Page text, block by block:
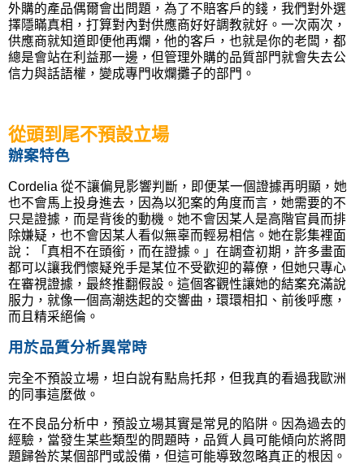
外購的產品偶爾會出問題，為了不賠客戶的錢，我們對外選
擇隱瞞真相，打算對內對供應商好好調教就好。一次兩次，
供應商就知道即便他再爛，他的客戶，也就是你的老闆，都
總是會站在利益那一邊，但管理外購的品質部門就會失去公
信力與話語權，變成專門收爛攤子的部門。
從頭到尾不預設立場
辦案特色
Cordelia 從不讓偏見影響判斷，即便某一個證據再明顯，她
也不會馬上投身進去，因為以犯案的角度而言，她需要的不
只是證據，而是背後的動機。她不會因某人是高階官員而排
除嫌疑，也不會因某人看似無辜而輕易相信。她在影集裡面
說：「真相不在頭銜，而在證據。」在調查初期，許多畫面
都可以讓我們懷疑兇手是某位不受歡迎的幕僚，但她只專心
在審視證據，最終推翻假設。這個客觀性讓她的結案充滿說
服力，就像一個高潮迭起的交響曲，環環相扣、前後呼應，
而且精采絕倫。
用於品質分析異常時
完全不預設立場，坦白說有點烏托邦，但我真的看過我歐洲
的同事這麼做。
在不良品分析中，預設立場其實是常見的陷阱。因為過去的
經驗，當發生某些類型的問題時，品質人員可能傾向於將問
題歸咎於某個部門或設備，但這可能導致忽略真正的根因。